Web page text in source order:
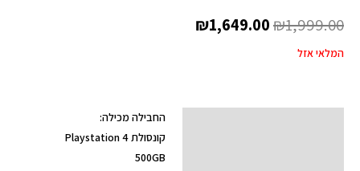
₪1,999.00
₪1,649.00
המלאי אזל
החבילה מכילה:
קונסולת Playstation 4
500GB